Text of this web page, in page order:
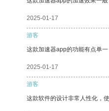
2025-01-17
游客
这款加速器app的功能有点单
2025-01-17
游客
这款软件的设计非常人性化，